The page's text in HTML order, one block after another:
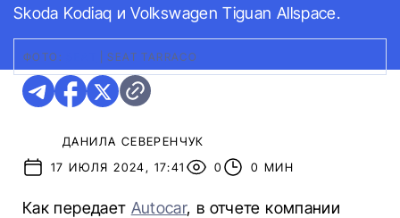
Skoda Kodiaq и Volkswagen Tiguan Allspace.
ФОТО: SEAT TARRACO
ДАНИЛА СЕВЕРЕНЧУК
17 ИЮЛЯ 2024, 17:41
0 0 МИН
Как передает Autocar, в отчете компании